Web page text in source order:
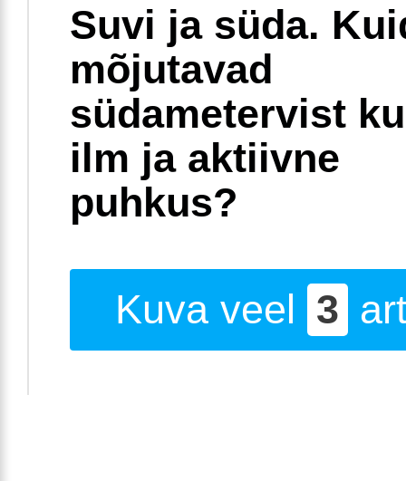
Suvi ja süda.
mõjutavad
südametervist
ilm ja aktiivne
puhkus?
Kuva veel 3